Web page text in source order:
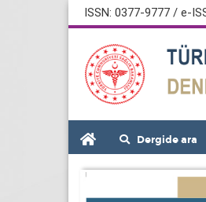
ISSN: 0377-9777 / e-
Dergide ara